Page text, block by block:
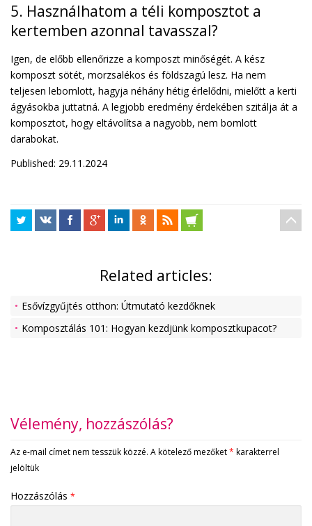
5. Használhatom a téli komposztot a
kertemben azonnal tavasszal?
Igen, de előbb ellenőrizze a komposzt minőségét. A kész
komposzt sötét, morzsalékos és földszagú lesz. Ha nem
teljesen lebomlott, hagyja néhány hétig érlelődni, mielőtt a kerti
ágyásokba juttatná. A legjobb eredmény érdekében szitálja át a
komposztot, hogy eltávolítsa a nagyobb, nem bomlott
darabokat.
Published: 29.11.2024
Related articles:
Esővízgyűjtés otthon: Útmutató kezdőknek
Komposztálás 101: Hogyan kezdjünk komposztkupacot?
Vélemény, hozzászólás?
Az e-mail címet nem tesszük közzé. A kötelező mezőket* karakterrel
jelöltük
Hozzászólás *